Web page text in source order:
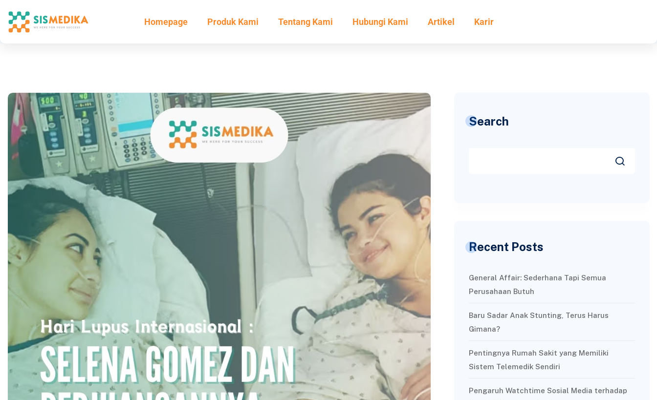
Homepage Produk Kami Tentang Kami Hubungi Kami Artikel Karir
Search
Recent Posts
General Affair: Sederhana Tapi Semua
Perusahaan Butuh
Baru Sadar Anak Stunting, Terus Harus
Gimana?
Pentingnya Rumah Sakit yang Memiliki
Sistem Telemedik Sendiri
Pengaruh Watchtime Sosial Media terhadap